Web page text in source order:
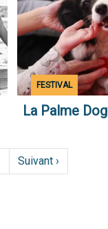
TypeFESTIVAL
La Palme Dog
Page
suivante
Suivant ›